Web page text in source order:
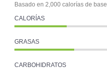
Basado en 2,000 calorías de base
CALORÍAS
GRASAS
CARBOHIDRATOS